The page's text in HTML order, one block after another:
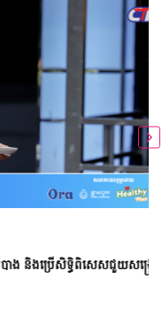
ង និងប្រើសិទ្ធិពិសេសជួយសង្គ្រោះ